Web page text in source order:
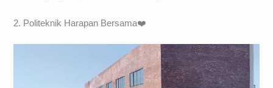
2. Politeknik Harapan Bersama❤️